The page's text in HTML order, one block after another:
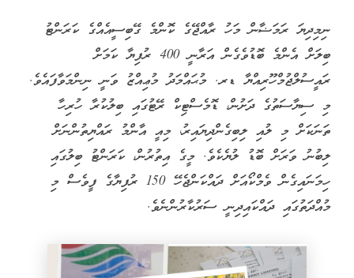
ނިމިދިޔަ ރަމަޟާން މަހު ރާއްޖޭގެ ކޮންމެ ގޭބިސީއެއްގެ ކަރަންޓު
ބިލަށް އެންމެ ބޮޑުވެގެން އަރާނީ 400 ރުފިޔާ ކަމަށް
ރައީސުލްޖުމްހޫރިއްޔާ ޑރ. މުޙައްމަދު މުޢިއްޒު ވަނީ ނިންމަވާފައެވެ.
މި ސިޔާސަތުގެ ދަށުން، ޑޮމެސްޓިކް ރޭޓުގައި ބިލުކުރާ ހުރިހާ
ތަނަކަށް މި ލުއި ލިބިގެންދިޔައިރު، މިއީ އާންމު ރައްޔިތުންނަށް
ލިބުނު ވަރަށް ބޮޑު ލުޔެކެވެ. މީގެ އިތުރުން، ކަރަންޓު ބިލުގައި
ހިމަނައިގެން ވެމްކޯއަށް ދައްކަންޖެހޭ 150 ރުފިޔާގެ ފީވެސް މި
މުއްދަތުގައި ދައްކައިދިނީ ސަރުކާރުންނެވެ.